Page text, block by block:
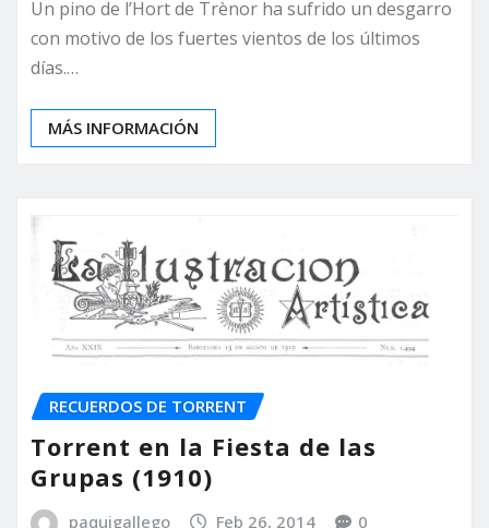
Un pino de l’Hort de Trènor ha sufrido un desgarro
con motivo de los fuertes vientos de los últimos
días.…
MÁS INFORMACIÓN
RECUERDOS DE TORRENT
Torrent en la Fiesta de las
Grupas (1910)
paquigallego Feb 26, 2014 0